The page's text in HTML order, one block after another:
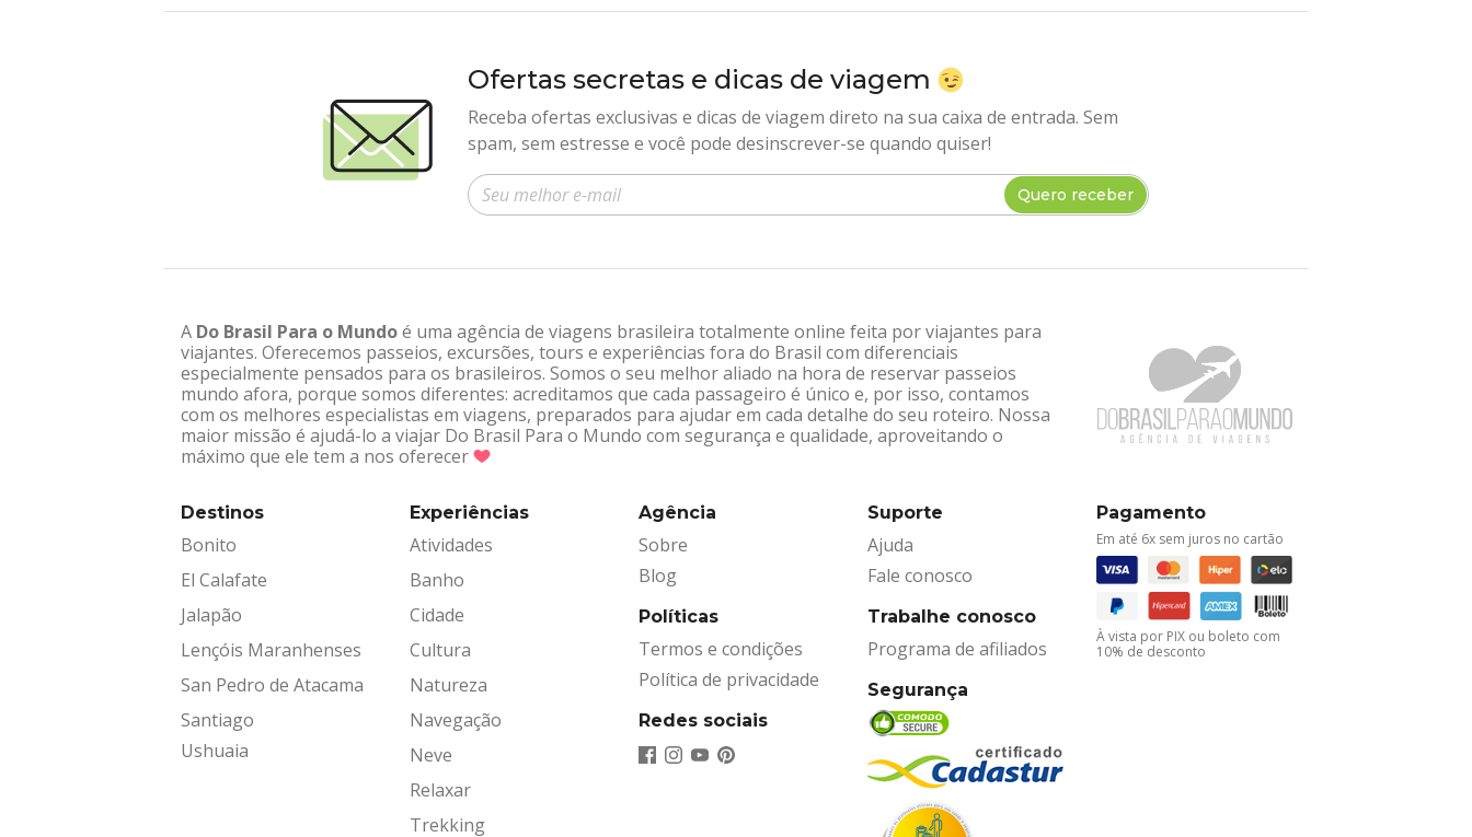
Ofertas secretas e dicas de viagem
Receba ofertas exclusivas e dicas de viagem direto na sua caixa de entrada. Sem
spam, sem estresse e você pode desinscrever-se quando quiser!
Insira seu e-mail
Quero receber
A Do Brasil Para o Mundoé uma agência de viagens brasileira totalmente online feita por viajantes para
viajantes. Oferecemos passeios, excursões, tours e experiências fora do Brasil com diferenciais
especialmente pensados para os brasileiros. Somos o seu melhor aliado na hora de reservar passeios
mundo afora, porque somos diferentes: acreditamos que cada passageiro é único e, por isso, contamos
com os melhores especialistas em viagens, preparados para ajudar em cada detalhe do seu roteiro. Nossa
maior missão é ajudá-lo a viajar Do Brasil Para o Mundo com segurança e qualidade, aproveitando o
máximo que ele tem a nos oferecer
Destinos
Bonito
El Calafate
Jalapão
Lençóis Maranhenses
San Pedro de Atacama
Santiago
Ushuaia
Experiências
Atividades
Banho
Cidade
Cultura
Natureza
Navegação
Neve
Relaxar
Trekking
Agência
Sobre
Blog
Políticas
Termos e condições
Política de privacidade
Redes sociais
Suporte
Ajuda
Fale conosco
Trabalhe conosco
Programa de afiliados
Segurança
Pagamento
Em até 6x sem juros no cartão
À vista por PIX ou boleto com
10% de desconto